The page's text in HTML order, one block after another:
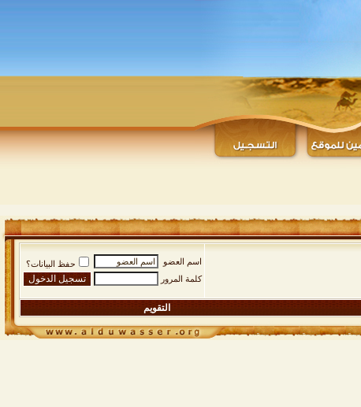
اسم العضو
حفظ البيانات؟
كلمة المرور
التقويم